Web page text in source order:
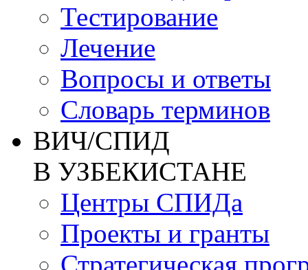
Тестирование
Лечение
Вопросы и ответы
Словарь терминов
ВИЧ/СПИД
В УЗБЕКИСТАНЕ
Центры СПИДа
Проекты и гранты
Стратегическая